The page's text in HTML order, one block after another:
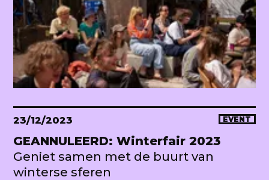
23/12/2023 EVENT
GEANNULEERD: Winterfair 2023
Geniet samen met de buurt van
winterse sferen